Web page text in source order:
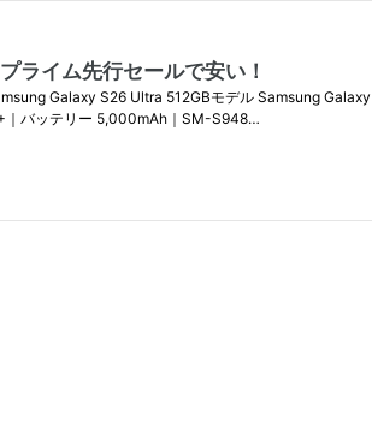
イム先行セールで安い！
Galaxy S26 Ultra 512GBモデル Samsung
｜バッテリー 5,000mAh｜SM-S948…